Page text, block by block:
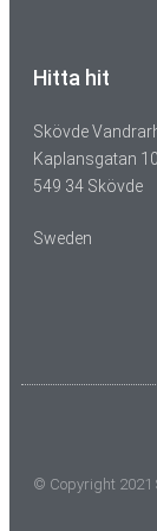
Hitta hit
Skövde
Kaplansgatan 10,
549 34 Skövde
Sweden
© Copyright 2021